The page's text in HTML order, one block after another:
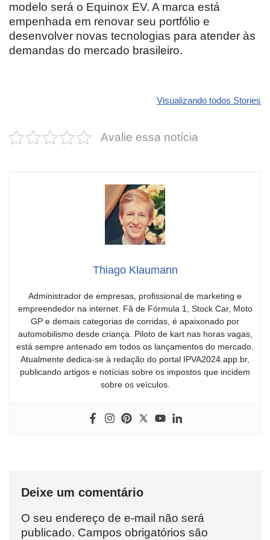
modelo será o Equinox EV. A marca está
empenhada em renovar seu portfólio e
desenvolver novas tecnologias para atender às
demandas do mercado brasileiro.
Visualizando todos Stories
2025!
Dodge pode ter
de emoção
que
Avalie essa notícia
Thiago Klaumann
Administrador de empresas, profissional de marketing e
empreendedor na internet. Fã de Fórmula 1, Stock Car, Moto
GP e demais categorias de corridas, é apaixonado por
automobilismo desde criança. Piloto de kart nas horas vagas,
está sempre antenado em todos os lançamentos do mercado.
Atualmente dedica-se à redação do portal IPVA2024.app.br,
publicando artigos e notícias sobre os impostos que incidem
sobre os veículos.
Deixe um comentário
O seu endereço de e-mail não será
publicado. Campos obrigatórios são